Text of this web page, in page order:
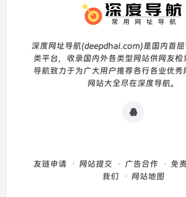
深度网址导航(deepdhai.com)是国内首
类平台，收录国内外各类型网站供网友检
导航致力于为广大用户推荐各行各业优秀
网站大全尽在深度导航。
友链申请 网站提交 广告合作 免
我们
网站地图